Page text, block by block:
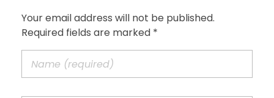
Your email address will not be published.
Required fields are marked *